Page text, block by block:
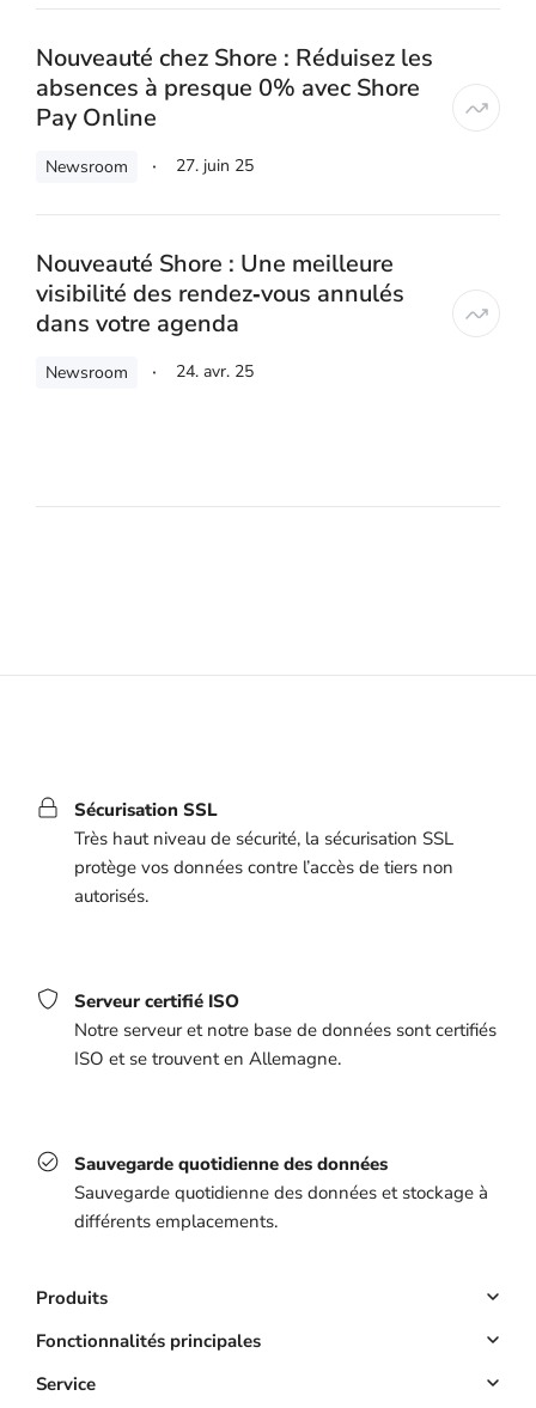
Nouveauté chez Shore : Réduisez les
absences à presque 0% avec Shore
Pay Online
Newsroom 27. juin 25
Nouveauté Shore : Une meilleure
visibilité des rendez‑vous annulés
dans votre agenda
Newsroom 24. avr. 25
Sécurisation SSL
Très haut niveau de sécurité, la sécurisation SSL
protège vos données contre l’accès de tiers non
autorisés.
Serveur certifié ISO
Notre serveur et notre base de données sont certifiés
ISO et se trouvent en Allemagne.
Sauvegarde quotidienne des données
Sauvegarde quotidienne des données et stockage à
différents emplacements.
Produits
Logiciel Reservation
Site web
Fonctionnalités principales
Réservation en ligne
Service